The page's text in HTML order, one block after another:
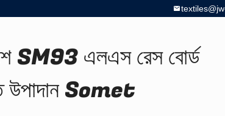
SM93 এলএস রেস বোর্ড
Somet